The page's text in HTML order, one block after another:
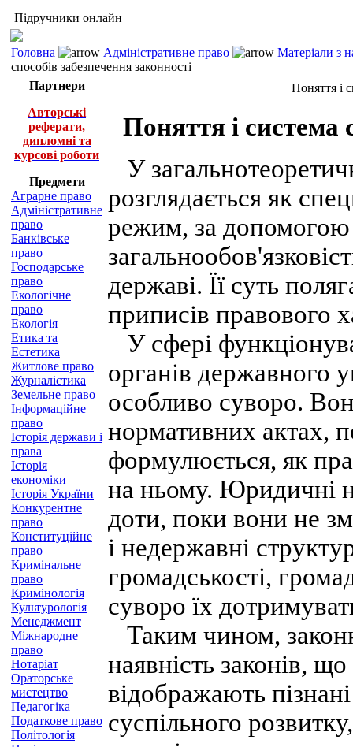
Підручники онлайн
Головна Адміністративне право
Матеріали з
способів забезпечення законності
Партнери
Авторські
реферати,
дипломні та
курсові роботи
Предмети
Аграрне право
Адміністративне
право
Банківське
право
Господарське
право
Екологічне
право
Екологія
Етика та
Естетика
Житлове право
Журналістика
Земельне право
Інформаційне
право
Історія держави і
права
Історія
економіки
Історія України
Конкурентне
право
Конституційне
право
Кримінальне
право
Кримінологія
Культурологія
Менеджмент
Міжнародне
право
Нотаріат
Ораторське
мистецтво
Педагогіка
Податкове право
Політологія
Поняття і
Поняття і система
У
розглядається як
режим, за допомогою
державі. Її суть
приписів правового
У сфері
органів державного
особливо суворо.
нормативних актах,
формулюється, як
на ньому. Юридичні
доти, поки вони не
і недержавні
громадськості,
суворо їх
Таким чином,
наявність законів,
відображають
суспільного